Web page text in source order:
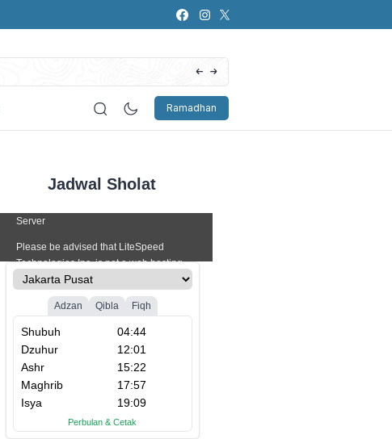
Artificial Intelligence (AI): Bagaimana
Ramadhan
Jadwal Sholat